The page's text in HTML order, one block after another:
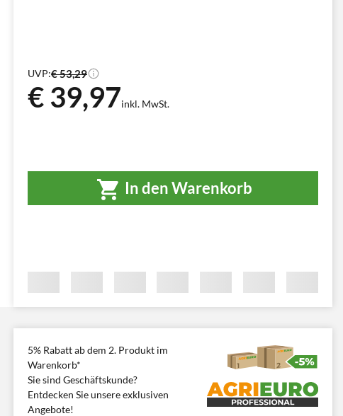
UVP:€ 53,29
€ 39,97inkl. MwSt.
In den Warenkorb
5% Rabatt ab dem 2. Produkt im
Warenkorb*
Sie sind Geschäftskunde?
Entdecken Sie unsere exklusiven
Angebote!